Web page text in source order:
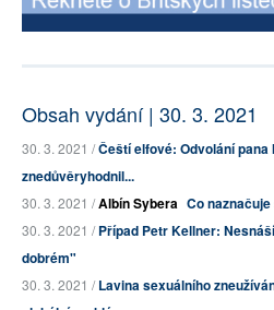
Obsah vydání | 30. 3. 2021
30. 3. 2021 /Čeští elfové: Odvolání
znedůvěryhodnil...
30. 3. 2021 /Albín Sybera Co
30. 3. 2021 /Případ Petr Kellner:
dobrém"
30. 3. 2021 /Lavina sexuálního